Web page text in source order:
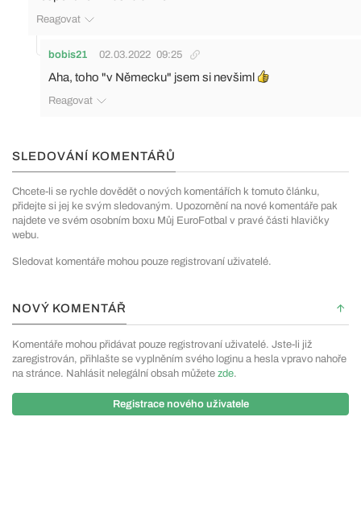
Reagovat
bobis21 02.03.2022 09:25
Aha, toho "v Německu" jsem si nevšiml
Reagovat
SLEDOVÁNÍ KOMENTÁŘŮ
Chcete-li se rychle dovědět o nových komentářích k tomuto článku,
přidejte si jej ke svým sledovaným. Upozornění na nové komentáře pak
najdete ve svém osobním boxu Můj EuroFotbal v pravé části hlavičky
webu.
Sledovat komentáře mohou pouze registrovaní uživatelé.
NOVÝ KOMENTÁŘ
Komentáře mohou přidávat pouze registrovaní uživatelé. Jste-li již
zaregistrován, přihlašte se vyplněním svého loginu a hesla vpravo nahoře
na stránce. Nahlásit nelegální obsah můžete zde.
Registrace nového uživatele